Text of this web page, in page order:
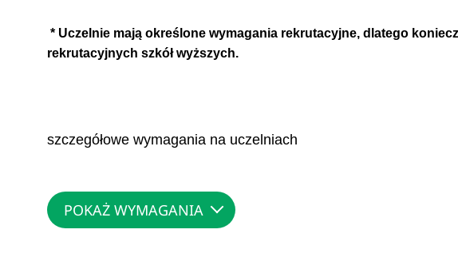
* Uczelnie mają określone wymagania rekrutacyjne, dlatego
rekrutacyjnych szkół wyższych.
szczegółowe wymagania na uczelniach
POKAŻ WYMAGANIA